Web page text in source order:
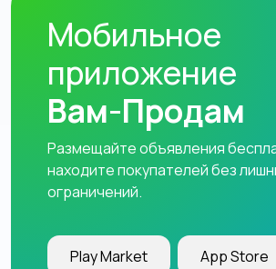
Мобильное
приложение
Вам-Продам
Размещайте объявления
находите покупателей без
ограничений.
Play Market App Store